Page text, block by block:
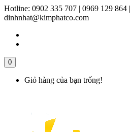
Hotline: 0902 335 707 | 0969 129 864 |
dinhnhat@kimphatco.com
0
Giỏ hàng của bạn trống!